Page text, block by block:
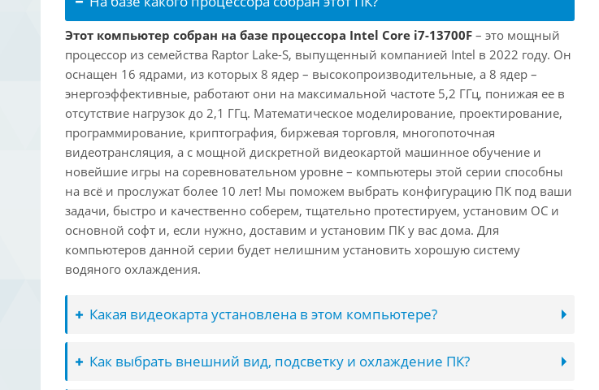
Этот компьютер собран на базе процессора Intel Core i7-13700F – это мощный
процессор из семейства Raptor Lake-S, выпущенный компанией Intel в 2022 году. Он
оснащен 16 ядрами, из которых 8 ядер – высокопроизводительные, а 8 ядер –
энергоэффективные, работают они на максимальной частоте 5,2 ГГц, понижая ее в
отсутствие нагрузок до 2,1 ГГц. Математическое моделирование, проектирование,
программирование, криптография, биржевая торговля, многопоточная
видеотрансляция, а с мощной дискретной видеокартой машинное обучение и
новейшие игры на соревновательном уровне – компьютеры этой серии способны
на всё и прослужат более 10 лет! Мы поможем выбрать конфигурацию ПК под ваши
задачи, быстро и качественно соберем, тщательно протестируем, установим ОС и
основной софт и, если нужно, доставим и установим ПК у вас дома. Для
компьютеров данной серии будет нелишним установить хорошую систему
водяного охлаждения.
Какая видеокарта установлена в этом компьютере?
Как выбрать внешний вид, подсветку и охлаждение ПК?